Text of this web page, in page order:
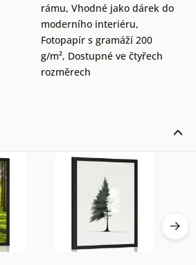
rámu, Vhodné jako dárek do
moderního interiéru,
Fotopapír s gramáží 200
g/m², Dostupné ve čtyřech
rozměrech